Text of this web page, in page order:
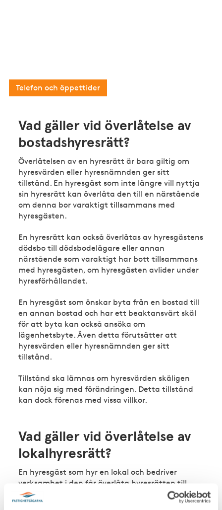
Telefon och öppettider
Vad gäller vid överlåtelse av
bostadshyresrätt?
Överlåtelsen av en hyresrätt är bara giltig om
hyresvärden eller hyresnämnden ger sitt
tillstånd. En hyresgäst som inte längre vill nyttja
sin hyresrätt kan överlåta den till en närstående
om denna bor varaktigt tillsammans med
hyresgästen.
En hyresrätt kan också överlåtas av hyresgästens
dödsbo till dödsbodelägare eller annan
närstående som varaktigt har bott tillsammans
med hyresgästen, om hyresgästen avlider under
hyresförhållandet.
En hyresgäst som önskar byta från en bostad till
en annan bostad och har ett beaktansvärt skäl
för att byta kan också ansöka om
lägenhetsbyte. Även detta förutsätter att
hyresvärden eller hyresnämnden ger sitt
tillstånd.
Tillstånd ska lämnas om hyresvärden skäligen
kan nöja sig med förändringen. Detta tillstånd
kan dock förenas med vissa villkor.
Vad gäller vid överlåtelse av
lokalhyresrätt?
En hyresgäst som hyr en lokal och bedriver
verksamhet i den får överlåta hyresrätten till
någon som ska ta över verksamheten, men bara
om hyresvärden eller hyresnämnden ger tillstånd